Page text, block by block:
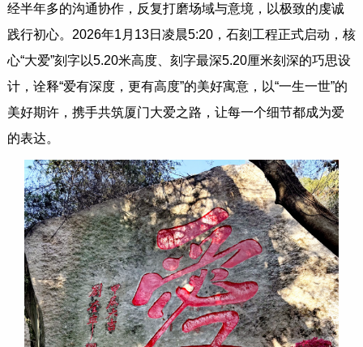
经半年多的沟通协作，反复打磨场域与意境，以极致的虔诚
践行初心。2026年1月13日凌晨5:20，石刻工程正式启动，核
心“大爱”刻字以5.20米高度、刻字最深5.20厘米刻深的巧思设
计，诠释“爱有深度，更有高度”的美好寓意，以“一生一世”的
美好期许，携手共筑厦门大爱之路，让每一个细节都成为爱
的表达。